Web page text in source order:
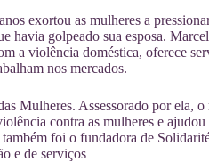
exortou as mulheres a
havia golpeado sua esposa.
a violência doméstica, oferece
nos mercados.
Mulheres. Assessorado por ela, o
contra as mulheres e
foi o fundadora de
e de serviços